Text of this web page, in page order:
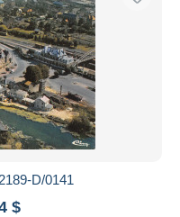
D/0141
$